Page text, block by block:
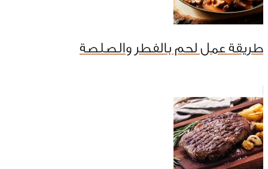
طريقة عمل لحم بالفطر والصلصة